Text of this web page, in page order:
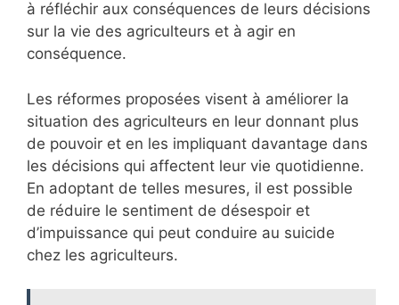
à réfléchir aux conséquences de leurs décisions
sur la vie des agriculteurs et à agir en
conséquence.
Les réformes proposées visent à améliorer la
situation des agriculteurs en leur donnant plus
de pouvoir et en les impliquant davantage dans
les décisions qui affectent leur vie quotidienne.
En adoptant de telles mesures, il est possible
de réduire le sentiment de désespoir et
d’impuissance qui peut conduire au suicide
chez les agriculteurs.